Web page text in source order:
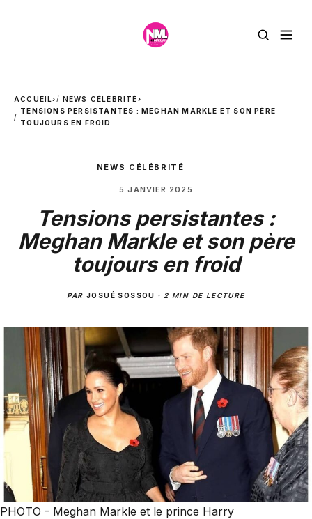
ACCUEIL› NEWS CÉLÉBRITÉ›
TENSIONS PERSISTANTES : MEGHAN MARKLE ET SON PÈRE
TOUJOURS EN FROID
NEWS CÉLÉBRITÉ
5 JANVIER 2025
Tensions persistantes :
Meghan Markle et son père
toujours en froid
PARJOSUÉ SOSSOU · 2 MIN DE LECTURE
PHOTO - Meghan Markle et le prince Harry